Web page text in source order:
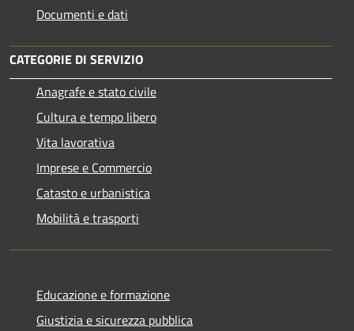
Documenti e dati
CATEGORIE DI SERVIZIO
Anagrafe e stato civile
Cultura e tempo libero
Vita lavorativa
Imprese e Commercio
Catasto e urbanistica
Mobilità e trasporti
Educazione e formazione
Giustizia e sicurezza pubblica